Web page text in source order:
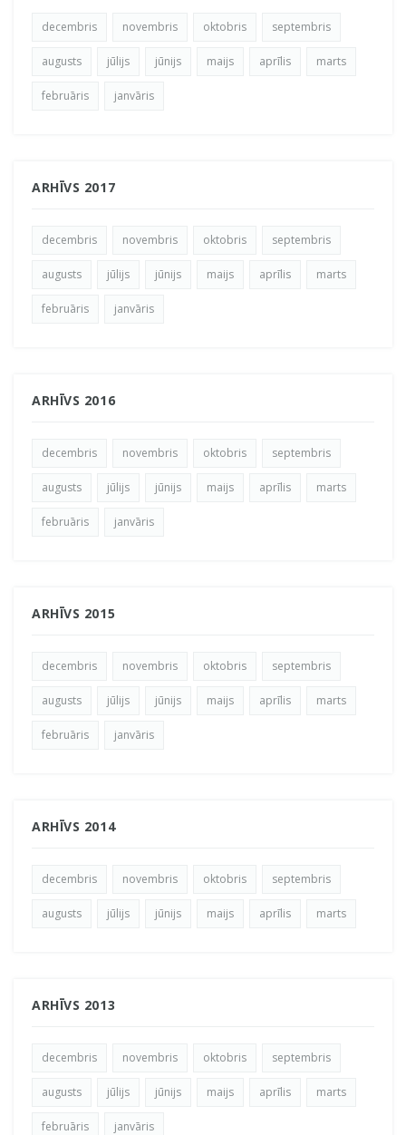
decembris novembris oktobris septembris
augusts jūlijs jūnijs maijs aprīlis marts
februāris janvāris
ARHĪVS 2017
decembris novembris oktobris septembris
augusts jūlijs jūnijs maijs aprīlis marts
februāris janvāris
ARHĪVS 2016
decembris novembris oktobris septembris
augusts jūlijs jūnijs maijs aprīlis marts
februāris janvāris
ARHĪVS 2015
decembris novembris oktobris septembris
augusts jūlijs jūnijs maijs aprīlis marts
februāris janvāris
ARHĪVS 2014
decembris novembris oktobris septembris
augusts jūlijs jūnijs maijs aprīlis marts
ARHĪVS 2013
decembris novembris oktobris septembris
augusts jūlijs jūnijs maijs aprīlis marts
februāris janvāris